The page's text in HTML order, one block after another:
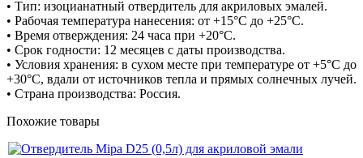
• Тип: изоцианатный отвердитель для акриловых эмалей.
• Рабочая температура нанесения: от +15°C до +25°C.
• Время отверждения: 24 часа при +20°C.
• Срок годности: 12 месяцев с даты производства.
• Условия хранения: в сухом месте при температуре от +5°C до
+30°C, вдали от источников тепла и прямых солнечных лучей.
• Страна производства: Россия.
Похожие товары